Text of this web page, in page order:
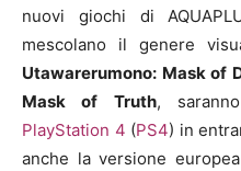
nuovi giochi di
mescolano il genere
Utawarerumono: Mask of
Mask of Truth,
PlayStation 4 (PS4) in
anche la versione europea